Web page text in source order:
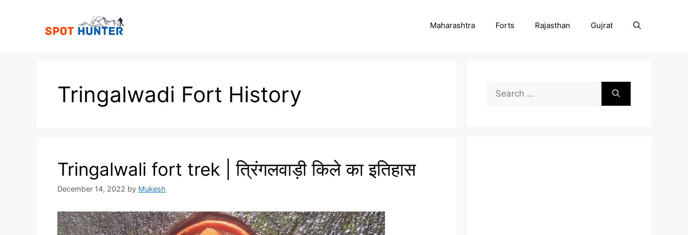
Maharashtra Forts Rajasthan Gujrat
Tringalwadi Fort History
Tringalwali fort trek | त्रिंगलवाड़ी किले का इतिहास
December 14, 2022 by Mukesh
Search
for: